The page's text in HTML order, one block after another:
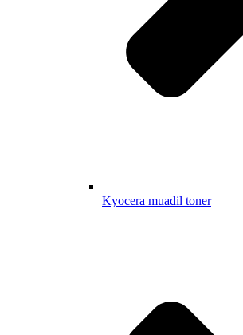
Kyocera muadil toner